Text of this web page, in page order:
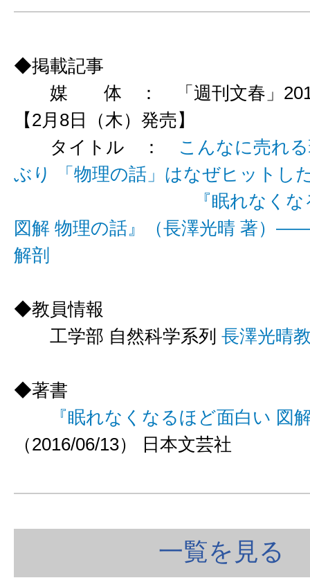
◆掲載記事
媒 体 ： 「週刊文春」2018
【2月8日（木）発売】
タイトル ： こんなに売れ
ぶり 「物理の話」はなぜヒットし
『眠れなくなるほ
図解 物理の話』（長澤光晴 著）
解剖
◆教員情報
工学部 自然科学系列 長澤光晴
◆著書
『眠れなくなるほど面白い 図
（2016/06/13） 日本文芸社
一覧を見る